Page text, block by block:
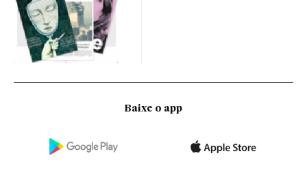
Baixe o app